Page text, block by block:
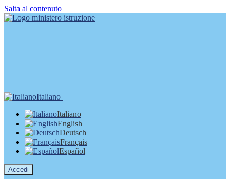
Salta al contenuto
Italiano
Italiano
English
Deutsch
Français
Español
Accedi